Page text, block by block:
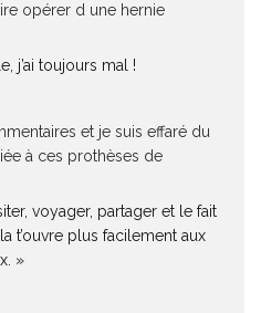
opérer d une hernie
j’ai toujours mal !
et je suis effaré du
à ces prothèses de
voyager, partager et le fait
t’ouvre plus facilement aux
»